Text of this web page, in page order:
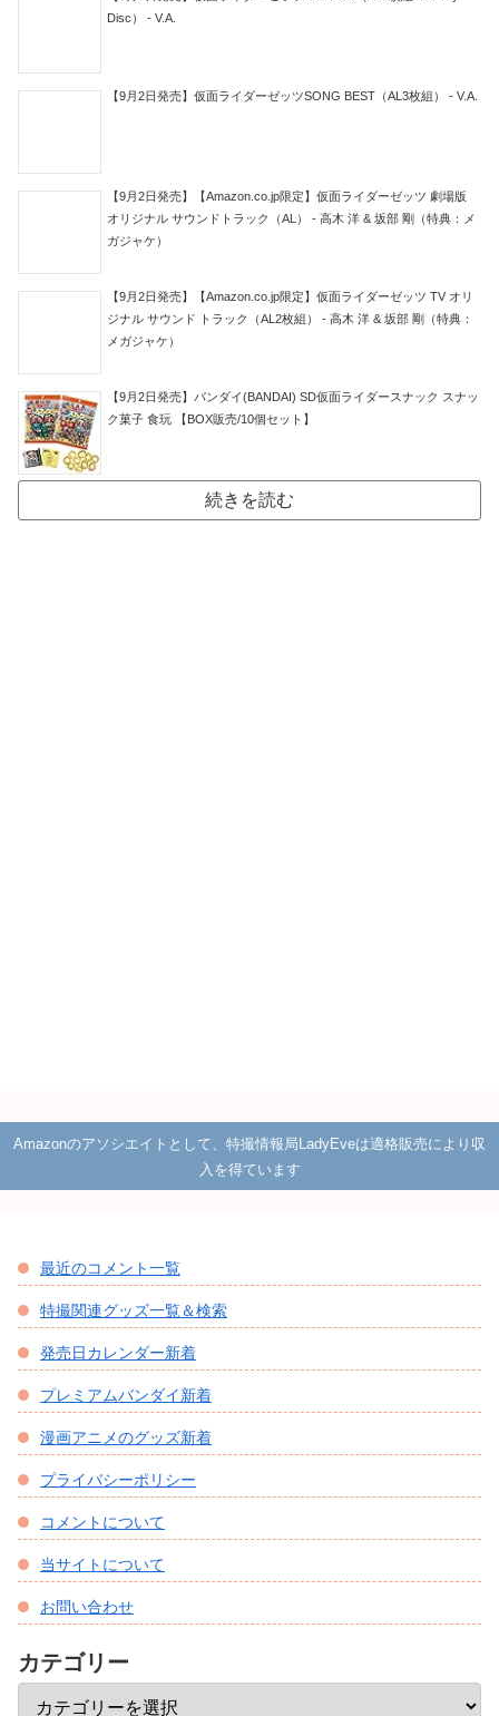
Disc） - V.A.
【9月2日発売】仮面ライダーゼッツSONG BEST（AL3枚組） - V.A.
【9月2日発売】【Amazon.co.jp限定】仮面ライダーゼッツ 劇場版
オリジナル サウンドトラック（AL） - 高木 洋 & 坂部 剛（特典：メ
ガジャケ）
【9月2日発売】【Amazon.co.jp限定】仮面ライダーゼッツ TV オリ
ジナル サウンド トラック（AL2枚組） - 高木 洋 & 坂部 剛（特典：
メガジャケ）
【9月2日発売】バンダイ(BANDAI) SD仮面ライダースナック スナッ
ク菓子 食玩 【BOX販売/10個セット】
続きを読む
Amazonのアソシエイトとして、特撮情報局LadyEveは適格販売により収
入を得ています
最近のコメント一覧
特撮関連グッズ一覧＆検索
発売日カレンダー新着
プレミアムバンダイ新着
漫画アニメのグッズ新着
プライバシーポリシー
コメントについて
当サイトについて
お問い合わせ
カテゴリー